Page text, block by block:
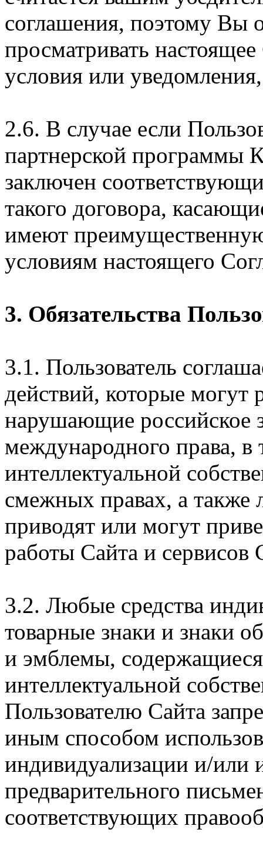
соглашения, поэтому Вы
просматривать
условия или
2.6. В случае если
партнерской программы
заключен
такого договора,
имеют
условиям настоящего
3. Обязательства
3.1. Пользователь
действий, которые могут
нарушающие российское
международного права, в
интеллектуальной
смежных правах, а также
приводят или могут
работы Сайта и сервисов
3.2. Любые средства
товарные знаки и знаки
и эмблемы,
интеллектуальной
Пользователю Сайта
иным способом
индивидуализации и/или
предварительного
соответствующих